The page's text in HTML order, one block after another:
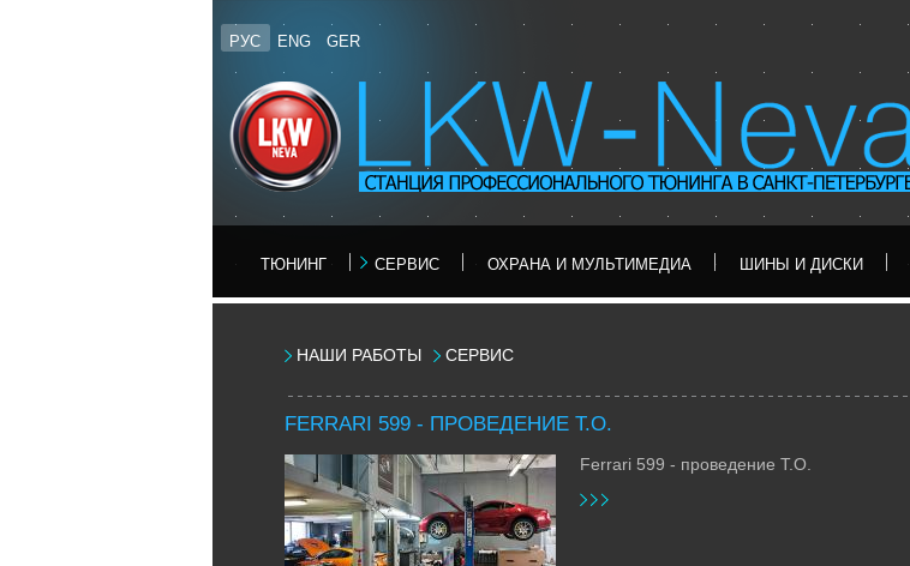
РУС ENG GER
ТЮНИНГ CЕРВИС ОХРАНА И МУЛЬТИМЕДИА ШИНЫ И ДИСКИ
НАШИ РАБОТЫ СЕРВИС
FERRARI 599 - ПРОВЕДЕНИЕ Т.О.
Ferrari 599 - проведение Т.О.